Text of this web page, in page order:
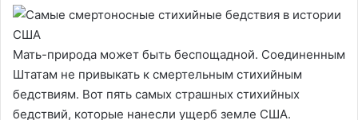
Мать-природа может быть беспощадной. Соединенным
Штатам не привыкать к смертельным стихийным
бедствиям. Вот пять самых страшных стихийных
бедствий, которые нанесли ущерб земле США.